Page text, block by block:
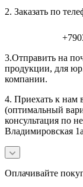
2. Заказать по
3.Отправить на
продукции, для
компании.
4. Приехать к нам
(оптимальный
консультация по
Владимировская
Оплачивайте